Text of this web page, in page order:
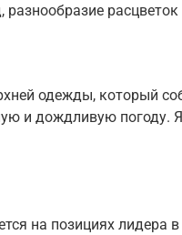
одежды, который
и дождливую
на позициях лидера